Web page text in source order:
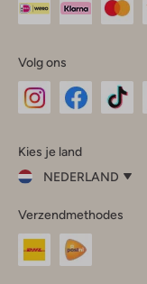
Volg ons
InstagramFacebook
Kies je land
NEDERLAND
je
land
Nederland
Verzendmethodes